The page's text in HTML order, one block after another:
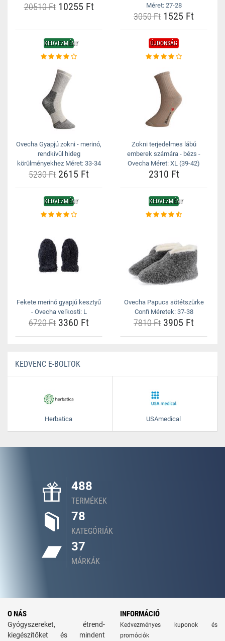
20510 Ft10255 Ft
Méret: 27-28
3050 Ft 1525 Ft
KEDVEZMÉNY
Ovecha Gyapjú zokni - merinó,
rendkívül hideg
körülményekhez Méret: 33-34
5230 Ft 2615 Ft
ÚJDONSÁG
Zokni terjedelmes lábú
emberek számára - bézs -
Ovecha Méret: XL (39-42)
2310 Ft
KEDVEZMÉNY
Fekete merinó gyapjú kesztyű
- Ovecha veľkosti: L
6720 Ft 3360 Ft
KEDVEZMÉNY
Ovecha Papucs sötétszürke
Confi Méretek: 37-38
7810 Ft 3905 Ft
KEDVENC E-BOLTOK
Herbatica USAmedical
488
TERMÉKEK
78
KATEGÓRIÁK
37
MÁRKÁK
O NÁS
Gyógyszereket, étrend-
kiegészítőket és mindent
INFORMÁCIÓ
Kedvezményes kuponok és
promóciók